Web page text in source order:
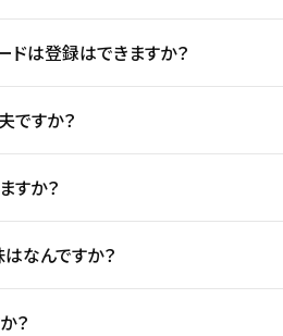
ドは登録はできますか？
ですか？
すか？
なんですか？
？